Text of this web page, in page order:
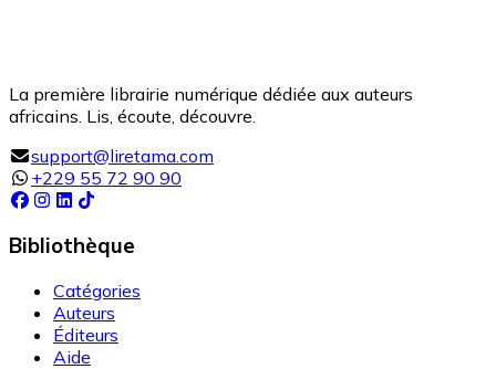
La première librairie numérique dédiée aux auteurs
africains. Lis, écoute, découvre.
support@liretama.com
+229 55 72 90 90
Bibliothèque
Catégories
Auteurs
Éditeurs
Aide